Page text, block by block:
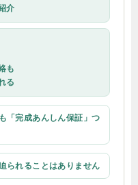
介
も
る
「完成あんしん保証」つ
られることはありません